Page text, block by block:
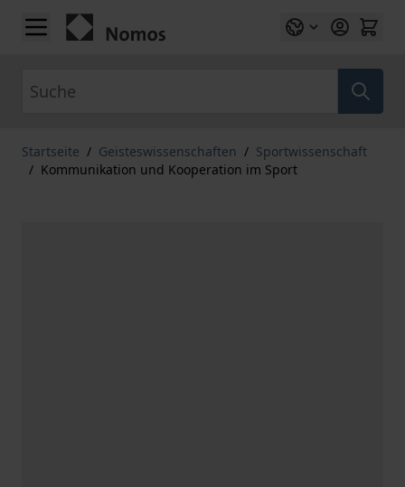
Zum Inhalt springen
Startseite / Geisteswissenschaften / Sportwissenschaft
/ Kommunikation und Kooperation im Sport